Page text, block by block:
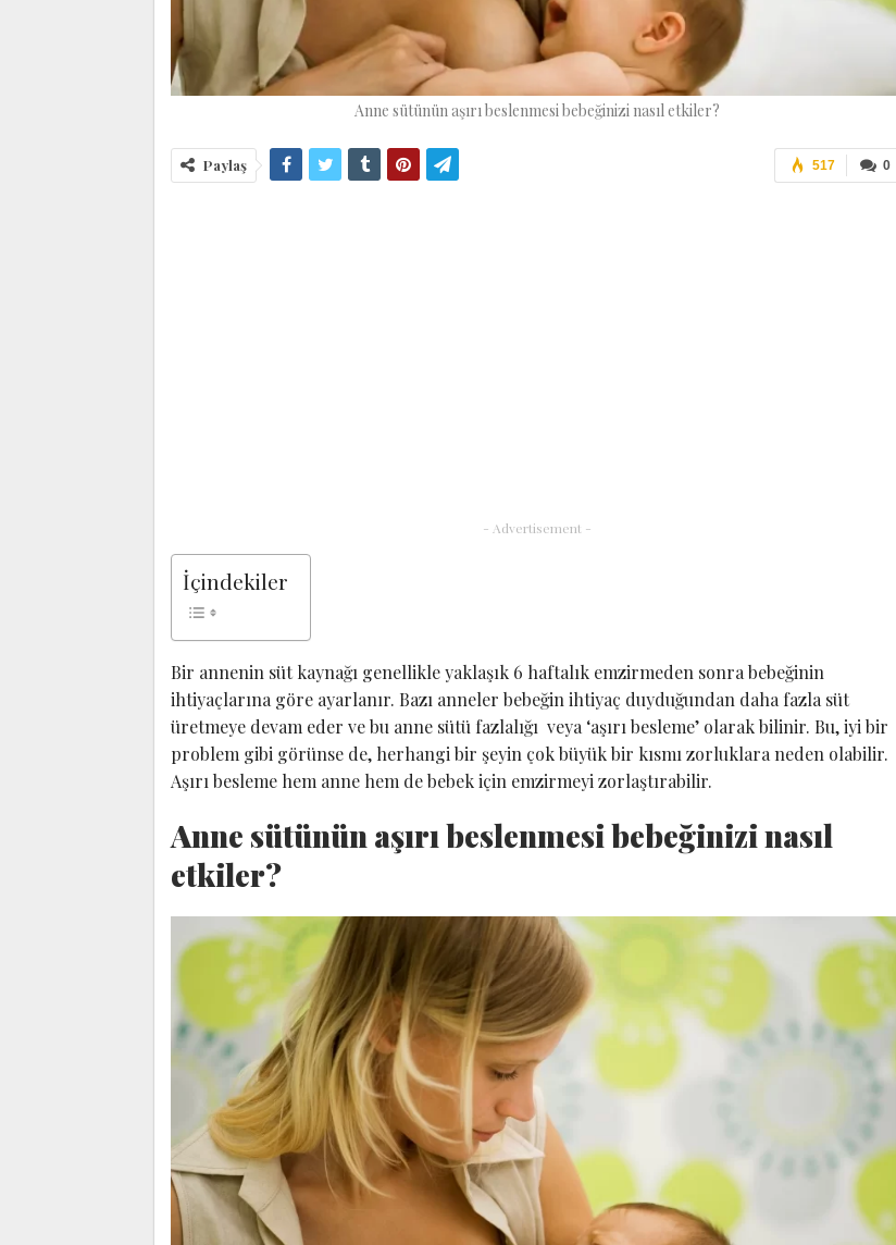
Anne sütünün aşırı beslenmesi bebeğinizi nasıl etkiler?
0
517
Paylaş
- Advertisement -
İçindekiler
Bir annenin süt kaynağı genellikle yaklaşık 6 haftalık emzirmeden sonra bebeğinin
ihtiyaçlarına göre ayarlanır. Bazı anneler bebeğin ihtiyaç duyduğundan daha fazla süt
üretmeye devam eder ve bu anne sütü fazlalığı veya ‘aşırı besleme’ olarak bilinir. Bu, iyi bir
problem gibi görünse de, herhangi bir şeyin çok büyük bir kısmı zorluklara neden olabilir.
Aşırı besleme hem anne hem de bebek için emzirmeyi zorlaştırabilir.
Anne sütünün aşırı beslenmesi bebeğinizi nasıl
etkiler?